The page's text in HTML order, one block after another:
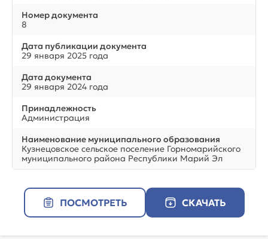
Номер документа
8
Дата публикации документа
29 января 2025 года
Дата документа
29 января 2024 года
Принадлежность
Администрация
Наименование муниципального образования
Кузнецовское сельское поселение Горномарийского
муниципального района Республики Марий Эл
ПОСМОТРЕТЬ СКАЧАТЬ